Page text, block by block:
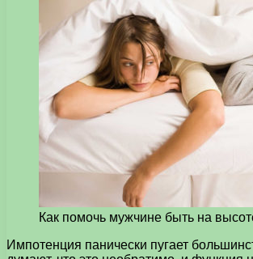
Как помочь мужчине быть на
Импотенция панически пугает